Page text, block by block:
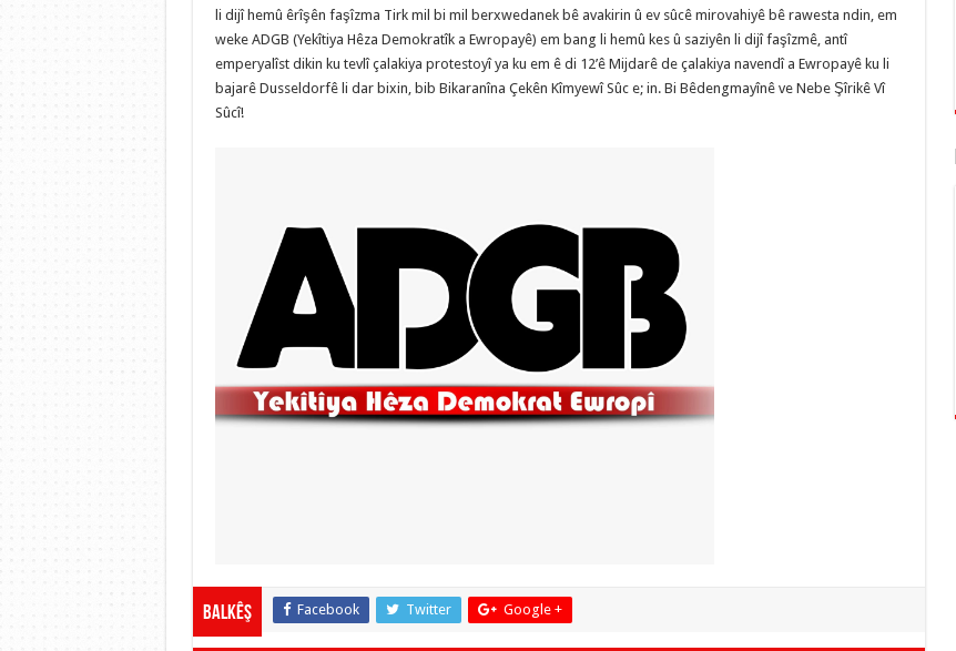
li dijî hemû êrîşên faşîzma Tirk mil bi mil berxwedanek bê avakirin û ev sûcê mirovahiyê bê rawesta ndin, em
weke ADGB (Yekîtiya Hêza Demokratîk a Ewropayê) em bang li hemû kes û saziyên li dijî faşîzmê, antî
emperyalîst dikin ku tevlî çalakiya protestoyî ya ku em ê di 12’ê Mijdarê de çalakiya navendî a Ewropayê ku li
bajarê Dusseldorfê li dar bixin, bib Bikaranîna Çekên Kîmyewî Sûc e; in. Bi Bêdengmayînê ve Nebe Şîrikê Vî
Sûcî!
Balkêş Facebook Twitter Google +